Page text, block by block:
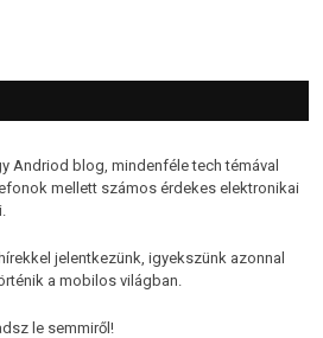
Andriod blog, mindenféle tech témával
mellett számos érdekes elektronikai
jelentkezünk, igyekszünk azonnal
a mobilos világban.
le semmiről!